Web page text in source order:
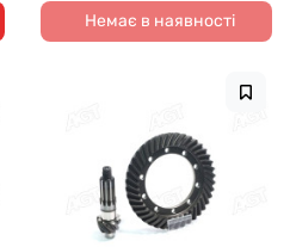
Немає в наявності